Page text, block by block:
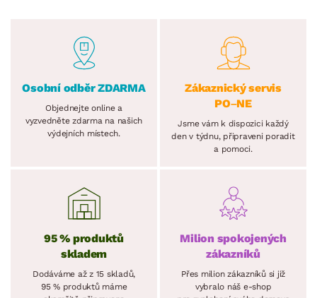
Osobní odběr ZDARMA
Objednejte online a
vyzvedněte zdarma na našich
výdejních místech.
Zákaznický servis
PO–NE
Jsme vám k dispozici každý
den v týdnu, připraveni poradit
a pomoci.
95 % produktů
skladem
Dodáváme až z 15 skladů,
95 % produktů máme
Milion spokojených
zákazníků
Přes milion zákazníků si již
vybralo náš e-shop